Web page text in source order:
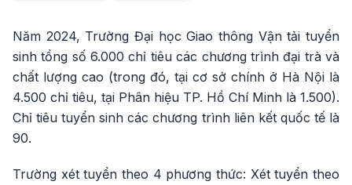
Năm 2024, Trường Đại học Giao thông Vận tải tuyển
sinh tổng số 6.000 chỉ tiêu các chương trình đại trà và
chất lượng cao (trong đó, tại cơ sở chính ở Hà Nội là
4.500 chỉ tiêu, tại Phân hiệu TP. Hồ Chí Minh là 1.500).
Chỉ tiêu tuyển sinh các chương trình liên kết quốc tế là
90.
Trường xét tuyển theo 4 phương thức: Xét tuyển theo